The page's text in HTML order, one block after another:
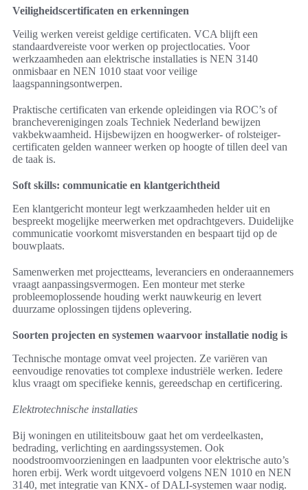
Veiligheidscertificaten en erkenningen
Veilig werken vereist geldige certificaten. VCA blijft een
standaardvereiste voor werken op projectlocaties. Voor
werkzaamheden aan elektrische installaties is NEN 3140
onmisbaar en NEN 1010 staat voor veilige
laagspanningsontwerpen.
Praktische certificaten van erkende opleidingen via ROC’s of
brancheverenigingen zoals Techniek Nederland bewijzen
vakbekwaamheid. Hijsbewijzen en hoogwerker- of rolsteiger-
certificaten gelden wanneer werken op hoogte of tillen deel van
de taak is.
Soft skills: communicatie en klantgerichtheid
Een klantgericht monteur legt werkzaamheden helder uit en
bespreekt mogelijke meerwerken met opdrachtgevers. Duidelijke
communicatie voorkomt misverstanden en bespaart tijd op de
bouwplaats.
Samenwerken met projectteams, leveranciers en onderaannemers
vraagt aanpassingsvermogen. Een monteur met sterke
probleemoplossende houding werkt nauwkeurig en levert
duurzame oplossingen tijdens oplevering.
Soorten projecten en systemen waarvoor installatie nodig is
Technische montage omvat veel projecten. Ze variëren van
eenvoudige renovaties tot complexe industriële werken. Iedere
klus vraagt om specifieke kennis, gereedschap en certificering.
Elektrotechnische installaties
Bij woningen en utiliteitsbouw gaat het om verdeelkasten,
bedrading, verlichting en aardingssystemen. Ook
noodstroomvoorzieningen en laadpunten voor elektrische auto’s
horen erbij. Werk wordt uitgevoerd volgens NEN 1010 en NEN
3140, met integratie van KNX- of DALI-systemen waar nodig.